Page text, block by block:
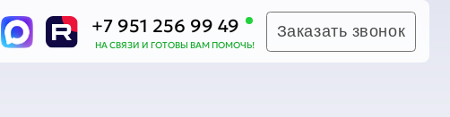
Заказать звонок
+7 951 256 99 49
НА СВЯЗИ И ГОТОВЫ ВАМ ПОМОЧЬ!